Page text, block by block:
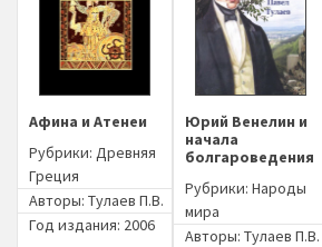
Афина и Атенеи
Рубрики: Древняя
Греция
Авторы: Тулаев П.В.
Год издания: 2006
Юрий Венелин и
начала
болгароведения
Рубрики: Народы
мира
Авторы: Тулаев П.В.